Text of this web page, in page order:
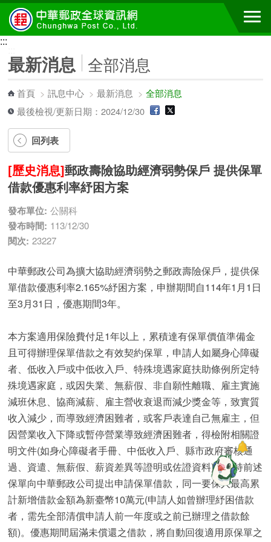
跳到主要內容區塊
:::
最新消息 全部消息
首頁 >訊息中心 >最新消息 >全部消息
最後檢視/更新日期：2024/12/30
回列表
[歷史消息]郵政壽險協助經濟弱勢保戶 提供保單
借款優惠利率紓困方案
發布單位: 公關科
發布時間: 113/12/30
閱次: 23227
中華郵政公司為擴大協助經濟弱勢之郵政壽險保戶，提供保
單借款優惠利率2.165%紓困方案，申辦期間自114年1月1日
至3月31日，優惠期間3年。
本方案適用保險費付足1年以上，累積達有保單價值準備金
且可得辦理保單借款之有效契約保單，申請人如屬身心障礙
者、低收入戶或中低收入戶、特殊境遇家庭扶助條例所定特
殊境遇家庭，或因失業、無薪假、非自願性離職、雇主實施
減班休息、協商減薪、雇主營收衰退而減少獎金等，致實質
收入減少，而導致經濟困難者，或客戶表達自己無雇主，但
因營業收入下降或暫停營業導致經濟困難者，得檢附相關證
明文件(如身心障礙者手冊、中低收入戶、縣市政府審核通
過、資遣、無薪假、薪資差異等證明或佐證資料)，並持前述
保單向中華郵政公司提出申請保單借款，同一要保人最高累
計新增借款金額為新臺幣10萬元(申請人如曾辦理紓困借款
者，需先全部清償申請人前一年度或之前已辦理之借款餘
額)。優惠期間屆滿未償還之借款，將自動回復適用原保單之